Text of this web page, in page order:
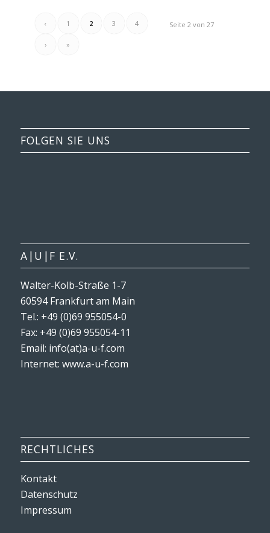
Seite 2 von 27
‹ 1 2 3 4
› »
FOLGEN SIE UNS
A|U|F E.V.
Walter-Kolb-Straße 1-7
60594 Frankfurt am Main
Tel.: +49 (0)69 955054-0
Fax: +49 (0)69 955054-11
Email: info(at)a-u-f.com
Internet: www.a-u-f.com
RECHTLICHES
Kontakt
Datenschutz
Impressum